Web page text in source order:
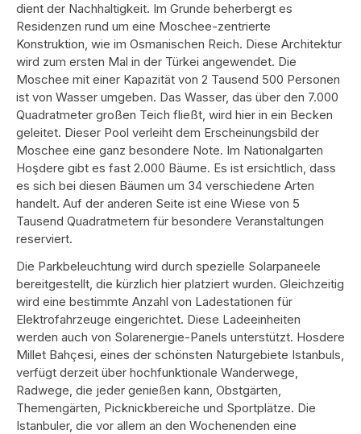
dient der Nachhaltigkeit. Im Grunde beherbergt es
Residenzen rund um eine Moschee-zentrierte
Konstruktion, wie im Osmanischen Reich. Diese Architektur
wird zum ersten Mal in der Türkei angewendet. Die
Moschee mit einer Kapazität von 2 Tausend 500 Personen
ist von Wasser umgeben. Das Wasser, das über den 7.000
Quadratmeter großen Teich fließt, wird hier in ein Becken
geleitet. Dieser Pool verleiht dem Erscheinungsbild der
Moschee eine ganz besondere Note. Im Nationalgarten
Hoşdere gibt es fast 2.000 Bäume. Es ist ersichtlich, dass
es sich bei diesen Bäumen um 34 verschiedene Arten
handelt. Auf der anderen Seite ist eine Wiese von 5
Tausend Quadratmetern für besondere Veranstaltungen
reserviert.
Die Parkbeleuchtung wird durch spezielle Solarpaneele
bereitgestellt, die kürzlich hier platziert wurden. Gleichzeitig
wird eine bestimmte Anzahl von Ladestationen für
Elektrofahrzeuge eingerichtet. Diese Ladeeinheiten
werden auch von Solarenergie-Panels unterstützt. Hosdere
Millet Bahçesi, eines der schönsten Naturgebiete Istanbuls,
verfügt derzeit über hochfunktionale Wanderwege,
Radwege, die jeder genießen kann, Obstgärten,
Themengärten, Picknickbereiche und Sportplätze. Die
Istanbuler, die vor allem an den Wochenenden eine